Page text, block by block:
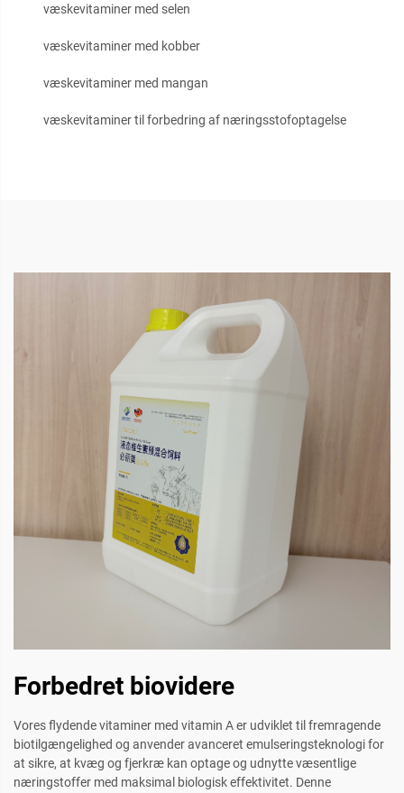
væskevitaminer med selen
væskevitaminer med kobber
væskevitaminer med mangan
væskevitaminer til forbedring af næringsstofoptagelse
Forbedret biovidere
Vores flydende vitaminer med vitamin A er udviklet til fremragende
biotilgængelighed og anvender avanceret emulseringsteknologi for
at sikre, at kvæg og fjerkræ kan optage og udnytte væsentlige
næringstoffer med maksimal biologisk effektivitet. Denne